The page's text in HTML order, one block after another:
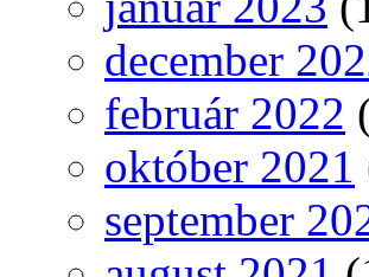
december
február 2022
október 2021
september